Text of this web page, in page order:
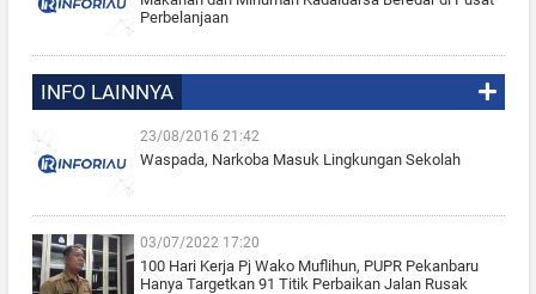
Perbelanjaan
INFO LAINNYA
23/08/2016 21:42
Waspada, Narkoba Masuk Lingkungan Sekolah
03/07/2022 17:20
100 Hari Kerja Pj Wako Muflihun, PUPR Pekanbaru
Hanya Targetkan 91 Titik Perbaikan Jalan Rusak